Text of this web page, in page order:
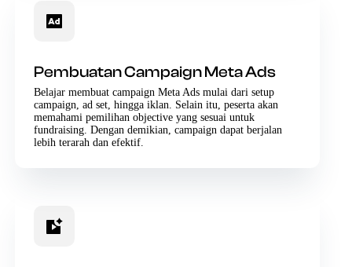
Pembuatan Campaign Meta Ads
Belajar membuat campaign Meta Ads mulai dari setup
campaign, ad set, hingga iklan. Selain itu, peserta akan
memahami pemilihan objective yang sesuai untuk
fundraising. Dengan demikian, campaign dapat berjalan
lebih terarah dan efektif.